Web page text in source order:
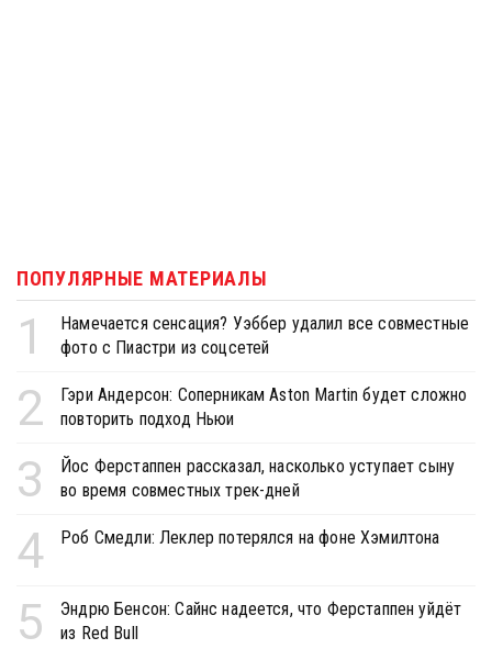
ПОПУЛЯРНЫЕ МАТЕРИАЛЫ
1
Намечается сенсация? Уэббер удалил все совместные
фото с Пиастри из соцсетей
2
Гэри Андерсон: Соперникам Aston Martin будет сложно
повторить подход Ньюи
3
Йос Ферстаппен рассказал, насколько уступает сыну
во время совместных трек-дней
4 Роб Смедли: Леклер потерялся на фоне Хэмилтона
5
Эндрю Бенсон: Сайнс надеется, что Ферстаппен уйдёт
из Red Bull